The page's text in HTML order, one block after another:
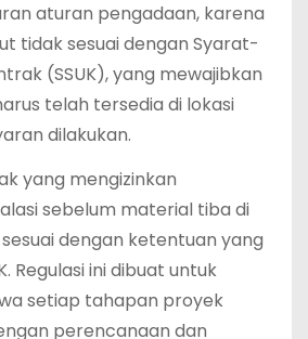
aturan pengadaan, karena
tidak sesuai dengan Syarat-
(SSUK), yang mewajibkan
telah tersedia di lokasi
dilakukan.
yang mengizinkan
sebelum material tiba di
dengan ketentuan yang
Regulasi ini dibuat untuk
setiap tahapan proyek
perencanaan dan